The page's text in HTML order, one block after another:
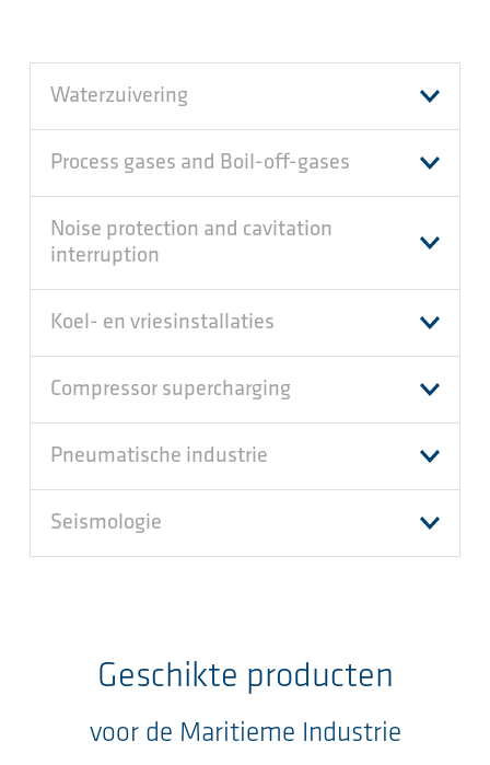
Waterzuivering
Process gases and Boil-off-gases
Noise protection and cavitation
interruption
Koel- en vriesinstallaties
Compressor supercharging
Pneumatische industrie
Seismologie
Geschikte producten
voor de Maritieme Industrie